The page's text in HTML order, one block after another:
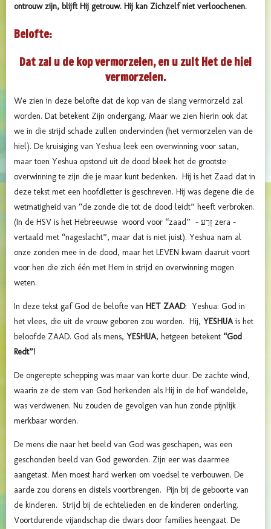
ontrouw zijn, blijft Hij getrouw. Hij kan Zichzelf niet verloochenen.
Belofte:
Dat zal u de kop vermorzelen, en u zult Het de hiel
vermorzelen.
We zien in deze belofte dat de kop van de slang vermorzeld zal
worden. Dat betekent Zijn ondergang. Maar we zien hierin ook dat
we in die strijd schade zullen ondervinden (het vermorzelen van de
hiel). De kruisiging van Yeshua leek een overwinning voor satan,
maar toen Yeshua opstond uit de dood bleek het de grootste
overwinning te zijn die je maar kunt bedenken. Hij is het Zaad dat in
deze tekst met een hoofdletter is geschreven. Hij was degene die de
wetmatigheid van “de zonde die tot de dood leidt” heeft verbroken.
(In de HSV is het Hebreeuwse woord voor “zaad” - זֶרַע zera -
vertaald met “nageslacht”, maar dat is niet juist). Yeshua nam al
onze zonden mee in de dood, maar het LEVEN kwam daaruit voort
voor hen die zich één met Hem in strijd en overwinning mogen
weten.
In deze tekst gaf God de belofte van HET ZAAD: Yeshua: God in
het vlees, die uit de vrouw geboren zou worden. Hij, YESHUAis het
beloofde ZAAD. God als mens, YESHUA, hetgeen betekent “God
Redt”!
De ongerepte schepping was maar van korte duur. De zachte wind,
waarin ze de stem van God herkenden als Hij in de hof wandelde,
was verdwenen. Nu zouden de gevolgen van hun zonde pijnlijk
merkbaar worden.
De mens die naar het beeld van God was geschapen, was een
geschonden beeld van God geworden. Zijn eer was daarmee
aangetast. Men moest hard werken om voedsel te verbouwen. De
aarde zou dorens en distels voortbrengen. Pijn bij de geboorte van
de kinderen. Strijd bij de echtelieden en de kinderen onderling.
Voortdurende vijandschap die dwars door families heengaat. De